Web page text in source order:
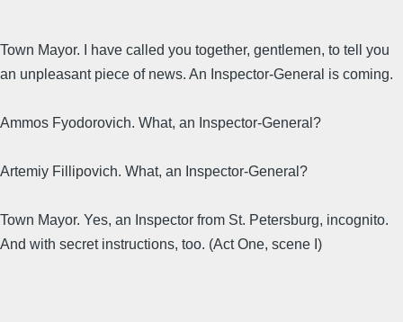
Town Mayor. I have called you together, gentlemen, to tell you
an unpleasant piece of news. An Inspector-General is coming.
Ammos Fyodorovich. What, an Inspector-General?
Artemiy Fillipovich. What, an Inspector-General?
Town Mayor. Yes, an Inspector from St. Petersburg, incognito.
And with secret instructions, too. (Act One, scene I)